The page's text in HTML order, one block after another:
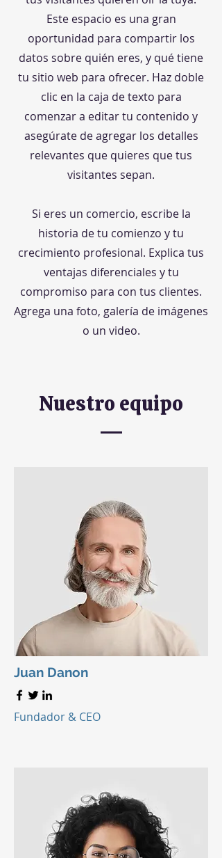
Este espacio es una gran
oportunidad para compartir los
datos sobre quién eres, y qué tiene
tu sitio web para ofrecer. Haz doble
clic en la caja de texto para
comenzar a editar tu contenido y
asegúrate de agregar los detalles
relevantes que quieres que tus
visitantes sepan.
Si eres un comercio, escribe la
historia de tu comienzo y tu
crecimiento profesional. Explica tus
ventajas diferenciales y tu
compromiso para con tus clientes.
Agrega una foto, galería de imágenes
o un video.
Nuestro equipo
Juan Danon
Fundador & CEO